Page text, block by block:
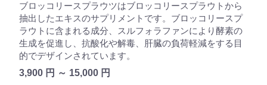
ブロッコリースプラウツはブロッコリースプラウトから
抽出したエキスのサプリメントです。ブロッコリースプ
ラウトに含まれる成分、スルフォラファンにより酵素の
生成を促進し、抗酸化や解毒、肝臓の負荷軽減をする目
的でデザインされています。
3,900 円 ～ 15,000 円